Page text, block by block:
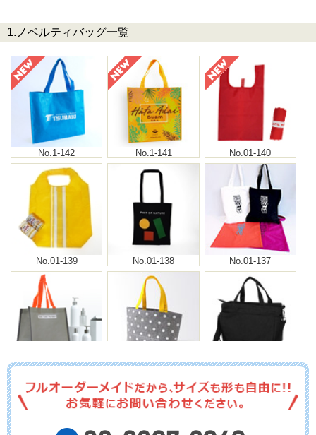
1.ノベルティバッグ一覧
No.1-142 No.1-141 No.01-140
No.01-139 No.01-138 No.01-137
No.01-136 No.01-135 No.01-134